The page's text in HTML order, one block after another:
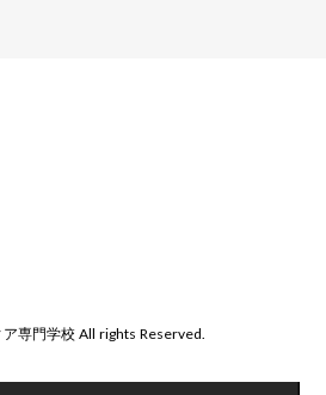
専門学校 All rights Reserved.